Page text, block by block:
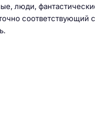
люди,
соответствующий